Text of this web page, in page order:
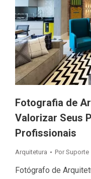
Fotografia de
Valorizar Seus
Profissionais
Arquitetura Por Suporte
Fotógrafo de